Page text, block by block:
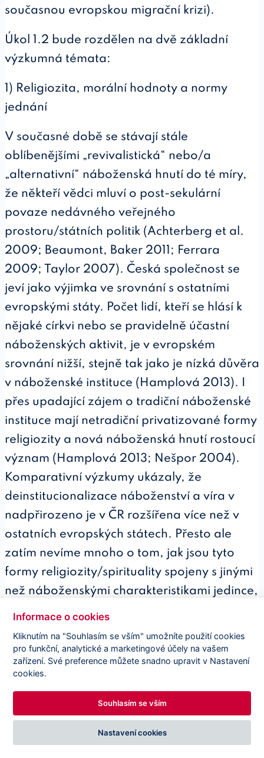
současnou evropskou migrační krizi).
Úkol 1.2 bude rozdělen na dvě základní
výzkumná témata:
1) Religiozita, morální hodnoty a normy
jednání
V současné době se stávají stále
oblíbenějšími „revivalistická“ nebo/a
„alternativní“ náboženská hnutí do té míry,
že někteří vědci mluví o post-sekulární
povaze nedávného veřejného
prostoru/státních politik (Achterberg et al.
2009; Beaumont, Baker 2011; Ferrara
2009; Taylor 2007). Česká společnost se
jeví jako výjimka ve srovnání s ostatními
evropskými státy. Počet lidí, kteří se hlásí k
nějaké církvi nebo se pravidelně účastní
náboženských aktivit, je v evropském
srovnání nižší, stejně tak jako je nízká důvěra
v náboženské instituce (Hamplová 2013). I
přes upadající zájem o tradiční náboženské
instituce mají netradiční privatizované formy
religiozity a nová náboženská hnutí rostoucí
význam (Hamplová 2013; Nešpor 2004).
Komparativní výzkumy ukázaly, že
deinstitucionalizace náboženství a víra v
nadpřirozeno je v ČR rozšířena více než v
ostatních evropských státech. Přesto ale
zatím nevíme mnoho o tom, jak jsou tyto
formy religiozity/spirituality spojeny s jinými
než náboženskými charakteristikami jedince,
např. s jeho sociálně-politickými postoji,
Cílem tohoto projektu je tudíž prozkoumat,
jak jsou různé formy religiozity (tradiční
spojeny s různými sociálně-politickými a
ekonomickými postoji a chováním.
Informace o cookies
Kliknutím na "Souhlasím se vším" umožníte použití cookies
pro funkční, analytické a marketingové účely na vašem
zařízení. Své preference můžete snadno upravit v Nastavení
cookies.
Souhlasím se vším
Nastavení cookies